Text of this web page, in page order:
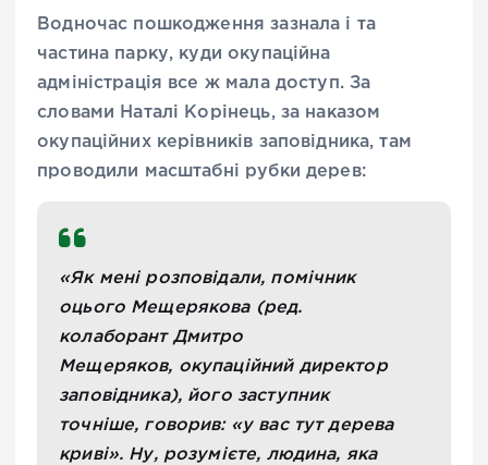
Водночас пошкодження зазнала і та
частина парку, куди окупаційна
адміністрація все ж мала доступ. За
словами Наталі Корінець, за наказом
окупаційних керівників заповідника, там
проводили масштабні рубки дерев:
«Як мені розповідали, помічник
оцього Мещерякова (ред.
колаборант Дмитро
Мещеряков, окупаційний директор
заповідника), його заступник
точніше, говорив: «у вас тут дерева
криві». Ну, розумієте, людина, яка